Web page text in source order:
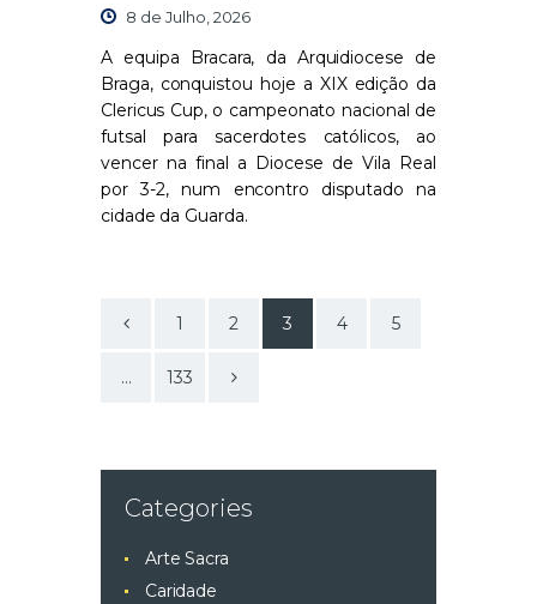
8 de Julho, 2026
A equipa Bracara, da Arquidiocese de
Braga, conquistou hoje a XIX edição da
Clericus Cup, o campeonato nacional de
futsal para sacerdotes católicos, ao
vencer na final a Diocese de Vila Real
por 3-2, num encontro disputado na
cidade da Guarda.
1 2 3 4 5
… 133
Categories
Arte Sacra
Caridade